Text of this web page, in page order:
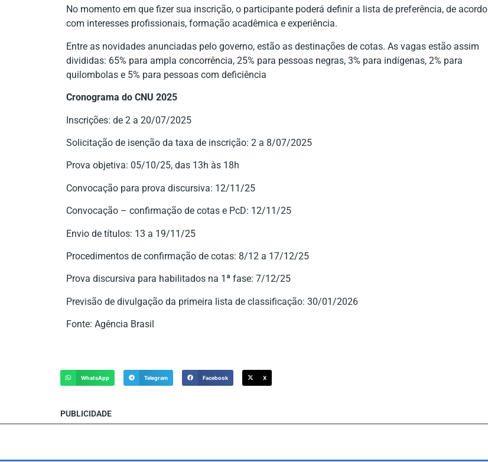
No momento em que fizer sua inscrição, o participante poderá definir a lista de preferência, de acordo
com interesses profissionais, formação acadêmica e experiência.
Entre as novidades anunciadas pelo governo, estão as destinações de cotas. As vagas estão assim
divididas: 65% para ampla concorrência, 25% para pessoas negras, 3% para indígenas, 2% para
quilombolas e 5% para pessoas com deficiência
Cronograma do CNU 2025
Inscrições: de 2 a 20/07/2025
Solicitação de isenção da taxa de inscrição: 2 a 8/07/2025
Prova objetiva: 05/10/25, das 13h às 18h
Convocação para prova discursiva: 12/11/25
Convocação – confirmação de cotas e PcD: 12/11/25
Envio de títulos: 13 a 19/11/25
Procedimentos de confirmação de cotas: 8/12 a 17/12/25
Prova discursiva para habilitados na 1ª fase: 7/12/25
Previsão de divulgação da primeira lista de classificação: 30/01/2026
Fonte: Agência Brasil
WhatsApp Telegram Facebook X
PUBLICIDADE